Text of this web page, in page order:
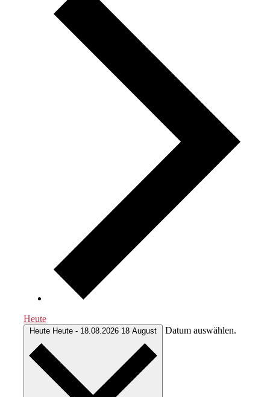
Heute
Heute Heute - 18.08.2026 18 August Datum auswählen.